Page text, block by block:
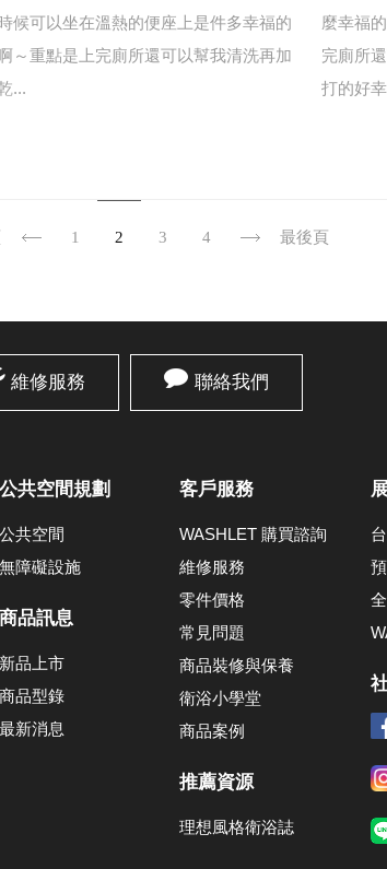
候可以坐在溫熱的便座上是件多幸福的
～重點是上完廁所還可以幫我清洗再加
...
麼幸福
完廁所
打的好
1 2 3 4 最後頁
維修服務 聯絡我們
公共空間規劃
公共空間
無障礙設施
商品訊息
新品上市
商品型錄
最新消息
客戶服務
WASHLET 購買諮詢
維修服務
零件價格
常見問題
商品裝修與保養
衛浴小學堂
商品案例
推薦資源
理想風格衛浴誌